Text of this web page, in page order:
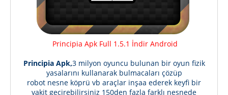
Principia Apk Full 1.5.1 İndir Android
Principia Apk,3 milyon oyuncu bulunan bir oyun fizik
yasalarını kullanarak bulmacaları çözüp
robot nesne köprü vb araçlar inşaa ederek keyfi bir
vakit geçirebilirsiniz 150den fazla farklı nesnede